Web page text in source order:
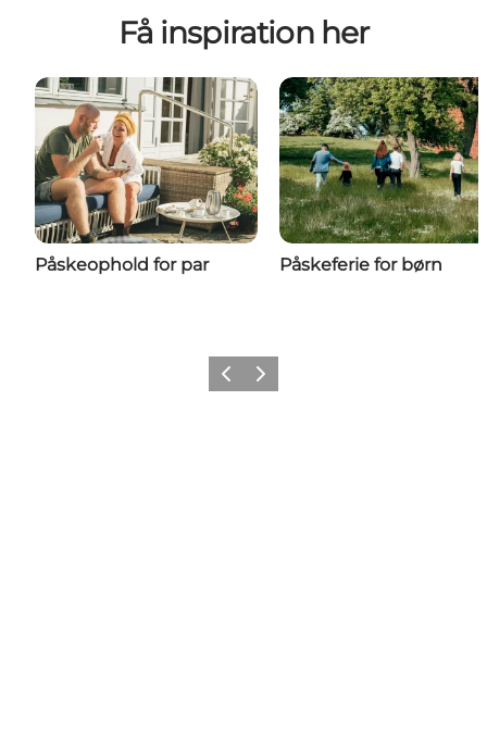
Få inspiration her
Påskeophold for par Påskeferie for børn
ForrigeNæste